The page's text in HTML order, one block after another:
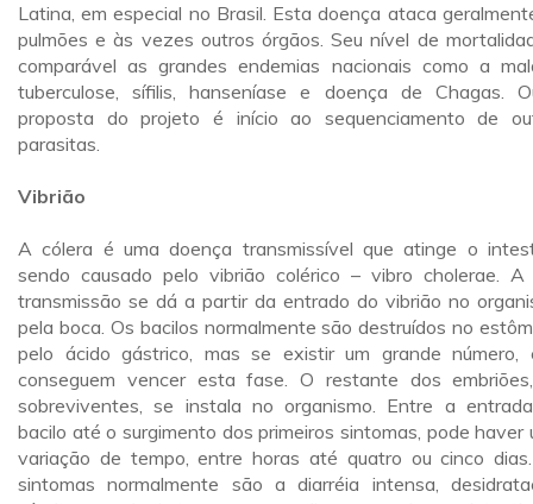
Latina, em especial no Brasil. Esta doença ataca
pulmões e às vezes outros órgãos. Seu nível de
comparável as grandes endemias nacionais como a
tuberculose, sífilis, hanseníase e doença de Chagas.
proposta do projeto é início ao sequenciamento de
parasitas.
Vibrião
A cólera é uma doença transmissível que atinge o
sendo causado pelo vibrião colérico – vibro cholerae. A
transmissão se dá a partir da entrado do vibrião no
pela boca. Os bacilos normalmente são destruídos no
pelo ácido gástrico, mas se existir um grande número,
conseguem vencer esta fase. O restante dos
sobreviventes, se instala no organismo. Entre a
bacilo até o surgimento dos primeiros sintomas, pode haver
variação de tempo, entre horas até quatro ou cinco
sintomas normalmente são a diarréia intensa,